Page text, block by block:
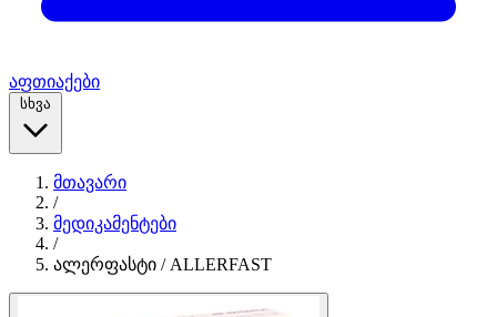
აფთიაქები
სხვა
მთავარი
/
მედიკამენტები
/
ალერფასტი / ALLERFAST